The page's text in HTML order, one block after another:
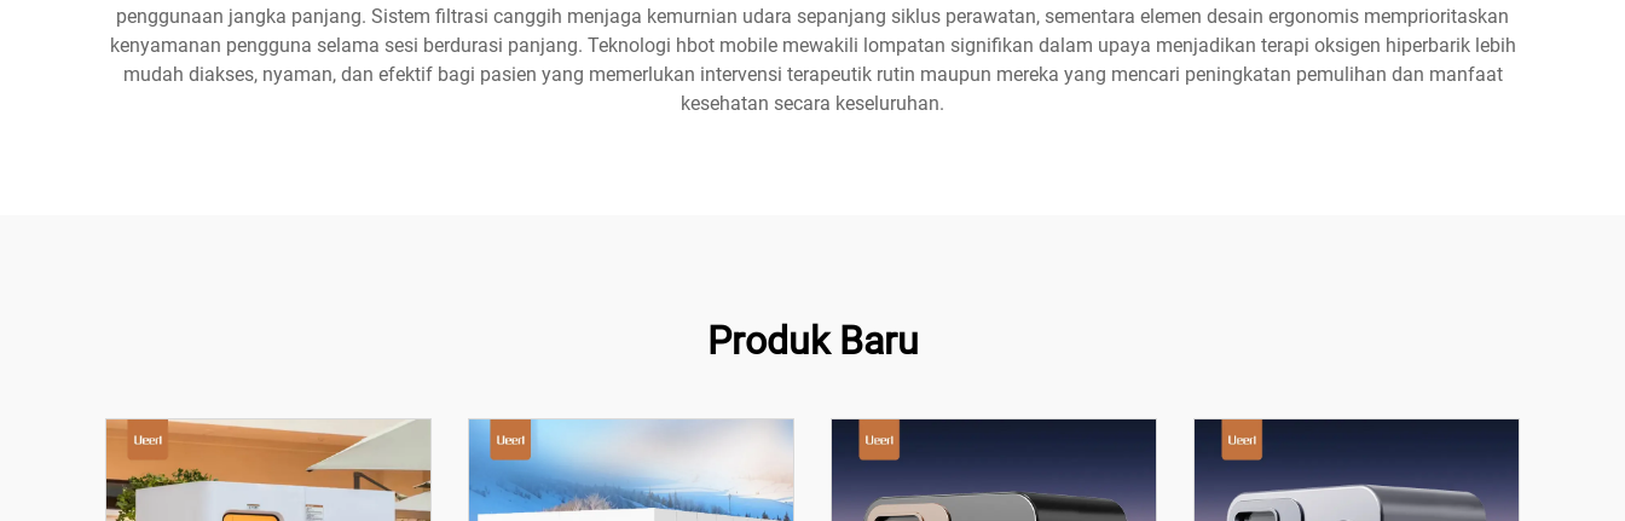
penggunaan jangka panjang. Sistem filtrasi canggih menjaga kemurnian udara sepanjang siklus perawatan, sementara elemen desain ergonomis memprioritaskan
kenyamanan pengguna selama sesi berdurasi panjang. Teknologi hbot mobile mewakili lompatan signifikan dalam upaya menjadikan terapi oksigen hiperbarik lebih
mudah diakses, nyaman, dan efektif bagi pasien yang memerlukan intervensi terapeutik rutin maupun mereka yang mencari peningkatan pemulihan dan manfaat
kesehatan secara keseluruhan.
Produk Baru